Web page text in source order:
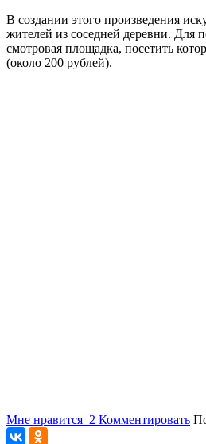
В создании этого произведения
жителей из соседней деревни. Для
смотровая площадка, посетить
(около 200 рублей).
Мне нравится 2 Комментировать